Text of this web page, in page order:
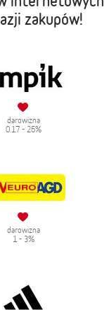
zakupów!
darowizna
0.17 - 25%
darowizna
1 - 3%